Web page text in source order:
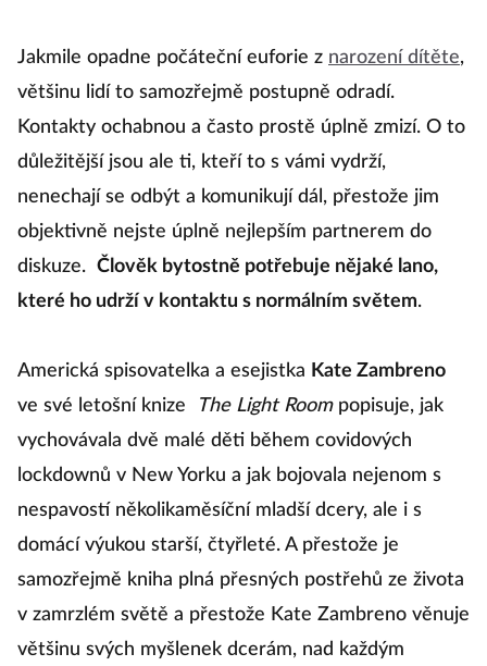
Jakmile opadne počáteční euforie z narození dítěte,
většinu lidí to samozřejmě postupně odradí.
Kontakty ochabnou a často prostě úplně zmizí. O to
důležitější jsou ale ti, kteří to s vámi vydrží,
nenechají se odbýt a komunikují dál, přestože jim
objektivně nejste úplně nejlepším partnerem do
diskuze. Člověk bytostně potřebuje nějaké lano,
které ho udrží v kontaktu s normálním světem.
Americká spisovatelka a esejistka Kate Zambreno
ve své letošní knize
The Light Roompopisuje, jak
vychovávala dvě malé děti během covidových
lockdownů v New Yorku a jak bojovala nejenom s
nespavostí několikaměsíční mladší dcery, ale i s
domácí výukou starší, čtyřleté. A přestože je
samozřejmě kniha plná přesných postřehů ze života
v zamrzlém světě a přestože Kate Zambreno věnuje
většinu svých myšlenek dcerám, nad každým